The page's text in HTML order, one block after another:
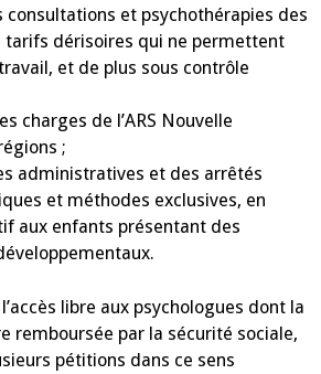
et psychothérapies des
tarifs dérisoires qui ne permettent
et de plus sous contrôle
charges de l’ARS Nouvelle
;
administratives et des arrêtés
et méthodes exclusives, en
aux enfants présentant des
libre aux psychologues dont la
remboursée par la sécurité sociale,
pétitions dans ce sens